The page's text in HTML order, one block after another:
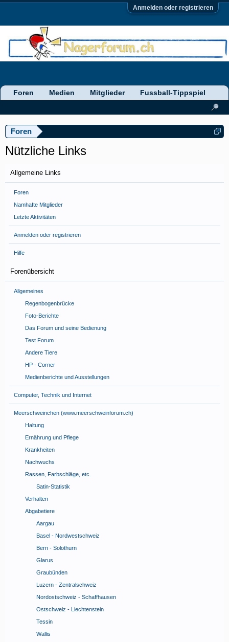
Anmelden oder registrieren
Foren
Nützliche Links
Allgemeine Links
Foren
Namhafte Mitglieder
Letzte Aktivitäten
Anmelden oder registrieren
Hilfe
Forenübersicht
Allgemeines
Regenbogenbrücke
Foto-Berichte
Das Forum und seine Bedienung
Test Forum
Andere Tiere
HP - Corner
Medienberichte und Ausstellungen
Computer, Technik und Internet
Meerschweinchen (www.meerschweinforum.ch)
Haltung
Ernährung und Pflege
Krankheiten
Nachwuchs
Rassen, Farbschläge, etc.
Satin-Statistik
Verhalten
Abgabetiere
Aargau
Basel - Nordwestschweiz
Bern - Solothurn
Glarus
Graubünden
Luzern - Zentralschweiz
Nordostschweiz - Schaffhausen
Ostschweiz - Liechtenstein
Tessin
Wallis
Foren Medien Mitglieder Fussball-Tippspiel